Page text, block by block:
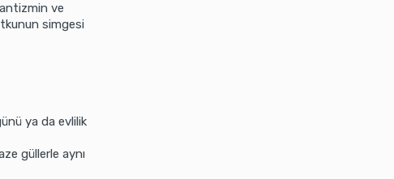
ve
simgesi
ya da evlilik
güllerle aynı